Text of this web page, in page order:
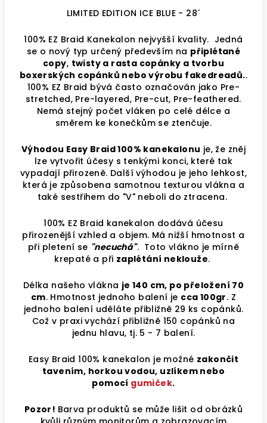
LIMITED EDITION ICE BLUE - 28´
100% EZ Braid Kanekalon nejvyšší kvality. Jedná
se o nový typ určený především na připlétané
copy, twisty a rasta copánky a tvorbu
boxerských copánků nebo výrobu fakedreadů..
100% EZ Braid bývá často označován jako Pre-
stretched, Pre-layered, Pre-cut, Pre-feathered.
Nemá stejný počet vláken po celé délce a
směrem ke konečkům se ztenčuje.
Výhodou Easy Braid 100% kanekalonu je, že zněj
lze vytvořit účesy s tenkými konci, které tak
vypadají přirozeně. Další výhodou je jeho lehkost,
která je způsobena samotnou texturou vlákna a
také sestřihem do "V" neboli do ztracena.
100% EZ Braid kanekalon dodává účesu
přirozenější vzhled a objem. Má nižší hmotnost a
při pletení se "necuchá". Toto vlákno je mírně
krepaté a při zaplétání neklouže.
Délka našeho vlákna je 140 cm, po přeložení 70
cm. Hmotnost jednoho balení je cca 100gr. Z
jednoho balení uděláte přibližně 29 ks copánků.
Což v praxi vychází přibližně 150 copánků na
jednu hlavu, tj. 5 - 7 balení.
Easy Braid 100% kanekalon je možné zakončit
tavením, horkou vodou, uzlíkem nebo
pomocí gumiček.
Pozor! Barva produktů se může lišit od obrázků